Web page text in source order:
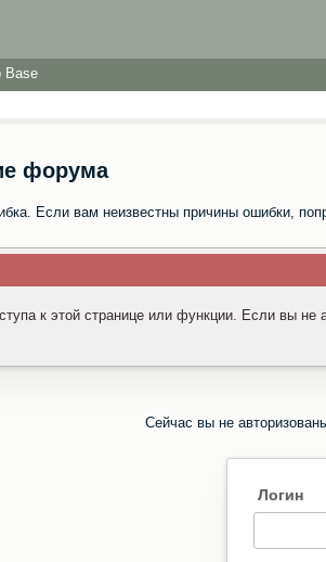
Base
форума
Если вам неизвестны причины ошибки,
к этой странице или функции. Если вы
Сейчас вы не
Логин